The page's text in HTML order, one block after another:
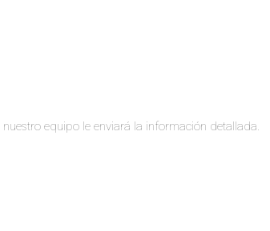
equipo le enviará la información detallada.